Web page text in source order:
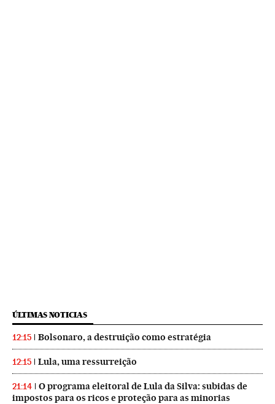
ÚLTIMAS NOTICIAS
12:15 Bolsonaro, a destruição como estratégia
12:15 Lula, uma ressurreição
21:14
O programa eleitoral de Lula da Silva: subidas de
impostos para os ricos e proteção para as minorias